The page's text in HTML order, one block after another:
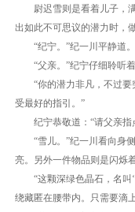
尉迟雪则是看着儿子，满
出如此不可思议的潜力时，
“纪宁。”纪一川平静道。
“父亲。”纪宁仔细聆听着
“你的潜力非凡，不过要
受最好的指引。”
纪宁恭敬道：“请父亲指
“雪儿。”纪一川看向身侧
亮。另外一件物品则是闪烁
“这颗深绿色晶石，名叫‘
绕藏匿在腰带内。只需要滴